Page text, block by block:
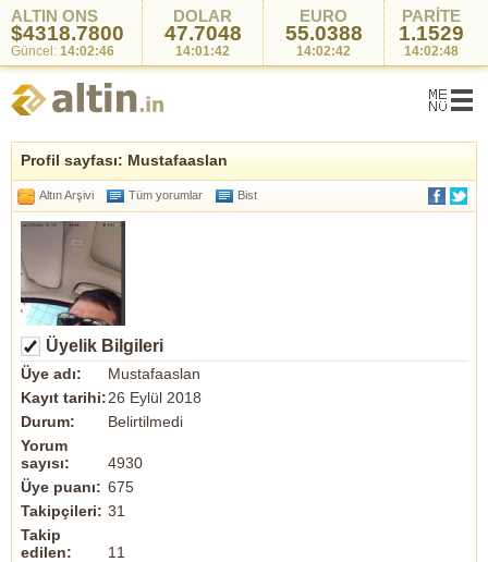
ALTIN ONS
$4318.7800
Güncel: 14:02:46
DOLAR
47.7048
14:01:42
EURO
55.0388
14:02:42
PARİTE
1.1529
14:02:48
Profil sayfası: Mustafaaslan
Altın Arşivi Tüm yorumlar Bist
Üyelik Bilgileri
Üye adı:
Mustafaaslan
Kayıt tarihi:26 Eylül 2018
Durum:
Belirtilmedi
Yorum
sayısı:
4930
Üye puanı: 675
Takipçileri: 31
Takip
edilen:
11